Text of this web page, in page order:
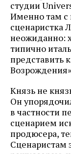
студии
Именно там с
сценаристка
неожиданно:
типично
представить
Князь не
Он
в частности
сценарием
продюсера,
Сценаристам